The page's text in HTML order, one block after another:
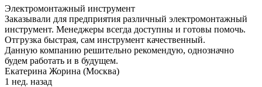
Электромонтажный инструмент
Заказывали для предприятия различный электромонтажный
инструмент. Менеджеры всегда доступны и готовы помочь.
Отгрузка быстрая, сам инструмент качественный.
Данную компанию решительно рекомендую, однозначно
будем работать и в будущем.
Екатерина Жорина (Москва)
1 нед. назад